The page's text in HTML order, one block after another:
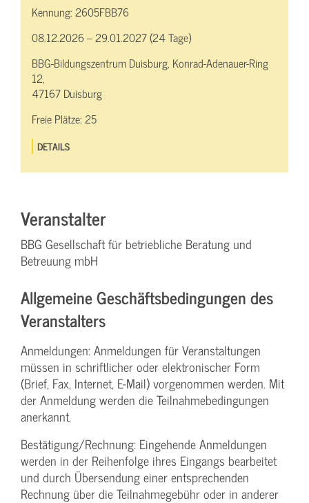
Kennung:2605FBB76
08.12.2026 – 29.01.2027 (24 Tage)
BBG-Bildungszentrum Duisburg, Konrad-Adenauer-Ring
12,
47167 Duisburg
Freie Plätze:25
DETAILS
Veranstalter
BBG Gesellschaft für betriebliche Beratung und
Betreuung mbH
Allgemeine Geschäftsbedingungen des
Veranstalters
Anmeldungen: Anmeldungen für Veranstaltungen
müssen in schriftlicher oder elektronischer Form
(Brief, Fax, Internet, E-Mail) vorgenommen werden. Mit
der Anmeldung werden die Teilnahme­bedingungen
anerkannt.
Bestätigung­/Rechnung: Eingehende Anmeldungen
werden in der Reihenfolge ihres Eingangs bearbeitet
und durch Übersendung einer entsprechenden
Rechnung über die Teilnahmegebühr oder in anderer